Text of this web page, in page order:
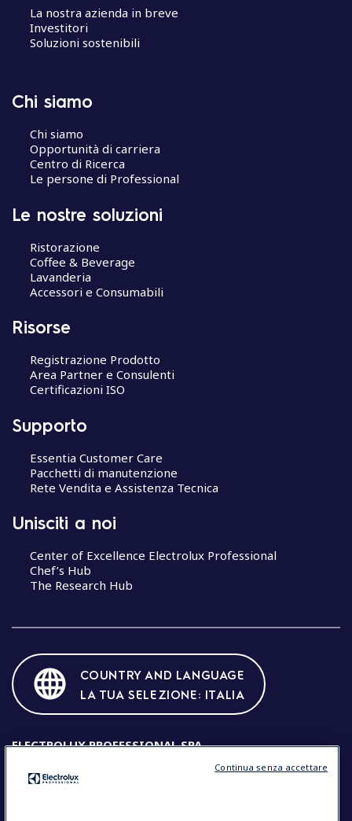
La nostra azienda in breve
Investitori
Soluzioni sostenibili
Chi siamo
Chi siamo
Opportunità di carriera
Centro di Ricerca
Le persone di Professional
Le nostre soluzioni
Ristorazione
Coffee & Beverage
Lavanderia
Accessori e Consumabili
Risorse
Registrazione Prodotto
Area Partner e Consulenti
Certificazioni ISO
Supporto
Essentia Customer Care
Pacchetti di manutenzione
Rete Vendita e Assistenza Tecnica
Unisciti a noi
Center of Excellence Electrolux Professional
Chef’s Hub
The Research Hub
COUNTRY AND LANGUAGE
LA TUA SELEZIONE: ITALIA
ELECTROLUX PROFESSIONAL SPA
Sede legale: Viale Treviso 15, 33170 Pordenone (Italia) Codice
Fiscale e Partita IVA: IT00072220932
Continua senza accettare